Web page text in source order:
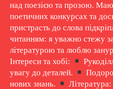
над поезією та прозою.
поетичних конкурсах та
пристрасть до слова
читанням: я уважно стежу
літературою та люблю
Інтереси та хобі:
увагу до деталей.
нових знань.